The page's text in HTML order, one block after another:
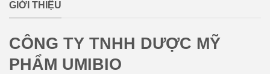
GIỚI THIỆU
CÔNG TY TNHH DƯỢC MỸ
PHẨM UMIBIO